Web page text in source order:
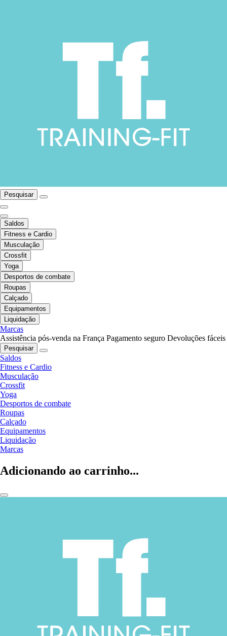
Pesquisar
Saldos
Fitness e Cardio
Musculação
Crossfit
Yoga
Desportos de combate
Roupas
Calçado
Equipamentos
Liquidação
Marcas
Assistência pós-venda na França Pagamento seguro Devoluções fáceis
Pesquisar
Saldos
Fitness e Cardio
Musculação
Crossfit
Yoga
Desportos de combate
Roupas
Calçado
Equipamentos
Liquidação
Marcas
Adicionando ao carrinho...